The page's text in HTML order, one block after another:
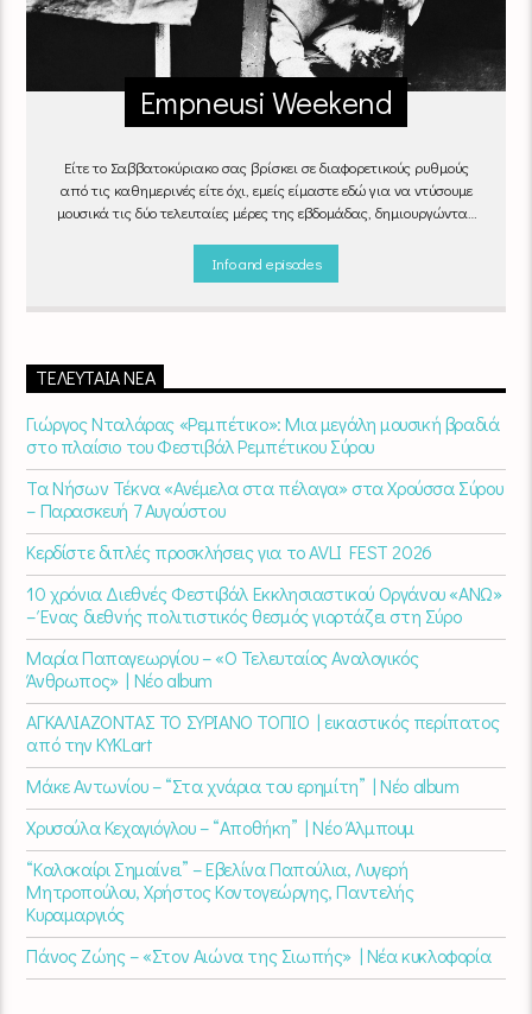
Empneusi Weekend
Είτε το Σαββατοκύριακο σας βρίσκει σε διαφορετικούς ρυθμούς
από τις καθημερινές είτε όχι, εμείς είμαστε εδώ για να ντύσουμε
μουσικά τις δύο τελευταίες μέρες της εβδομάδας, δημιουργώντας
Info and episodes
ΤΕΛΕΥΤΑΊΑ ΝΈΑ
Γιώργος Νταλάρας «Ρεμπέτικο»: Μια μεγάλη μουσική βραδιά
στο πλαίσιο του Φεστιβάλ Ρεμπέτικου Σύρου
Τα Νήσων Τέκνα «Ανέμελα στα πέλαγα» στα Χρούσσα Σύρου
– Παρασκευή 7 Αυγούστου
Κερδίστε διπλές προσκλήσεις για το AVLI FEST 2026
10 χρόνια Διεθνές Φεστιβάλ Εκκλησιαστικού Οργάνου «ΑΝΩ»
– Ένας διεθνής πολιτιστικός θεσμός γιορτάζει στη Σύρο​
Μαρία Παπαγεωργίου – «Ο Τελευταίος Αναλογικός
Άνθρωπος» | Νέο album
ΑΓΚΑΛΙΑΖΟΝΤΑΣ ΤΟ ΣΥΡΙΑΝΟ ΤΟΠΙΟ | εικαστικός περίπατος
από την KYKLart
Μάκε Αντωνίου – “Στα χνάρια του ερημίτη” | Νέο album
Χρυσούλα Κεχαγιόγλου – “Αποθήκη” | Νέο Άλμπουμ
“Καλοκαίρι Σημαίνει” – Εβελίνα Παπούλια, Λυγερή
Μητροπούλου, Χρήστος Κοντογεώργης, Παντελής
Κυραμαργιός
Πάνος Ζώης – «Στον Αιώνα της Σιωπής» | Νέα κυκλοφορία